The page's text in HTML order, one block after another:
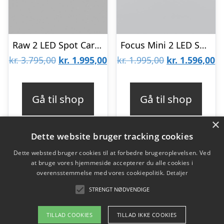
Raw 2 LED Spot Carbon Sort 3000k – Så længe lager haves -LIGHT-POINT
kr.3.795,00 Den
kr. 1.995,00Den
Gå til shop
Focus Mini 2 LED Sort – 2700K – LIGHT-POINT
kr.1.995,00 Den
kr. 1.995,00.
kr. 1.596,00
Gå til shop
Varekategorier
×
Dette website bruger tracking cookies
Dette websted bruger cookies til at forbedre brugeroplevelsen. Ved
at bruge vores hjemmeside accepterer du alle cookies i
overensstemmelse med vores cookiepolitik. Detaljer
STRENGT NØDVENDIGE
TILLAD COOKIES TILLAD IKKE COOKIES